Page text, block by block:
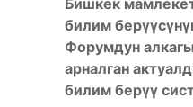
Бишкек
билим
Форумдун
арналган
билим берүү